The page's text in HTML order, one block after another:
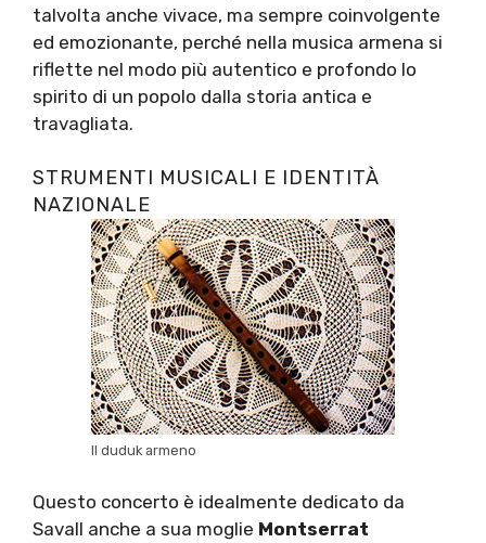
talvolta anche vivace, ma sempre coinvolgente
ed emozionante, perché nella musica armena si
riflette nel modo più autentico e profondo lo
spirito di un popolo dalla storia antica e
travagliata.
STRUMENTI MUSICALI E IDENTITÀ
NAZIONALE
Il duduk armeno
Questo concerto è idealmente dedicato da
Savall anche a sua moglie Montserrat